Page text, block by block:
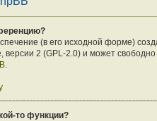
(в его исходной форме)
версии 2 (GPL-2.0) и может
.
то функции?